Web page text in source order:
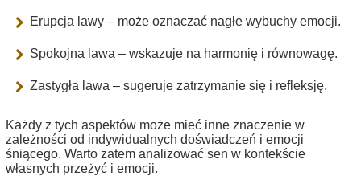
Erupcja lawy – może oznaczać nagłe wybuchy emocji.
Spokojna lawa – wskazuje na harmonię i równowagę.
Zastygła lawa – sugeruje zatrzymanie się i refleksję.
Każdy z tych aspektów może mieć inne znaczenie w
zależności od indywidualnych doświadczeń i emocji
śniącego. Warto zatem analizować sen w kontekście
własnych przeżyć i emocji.